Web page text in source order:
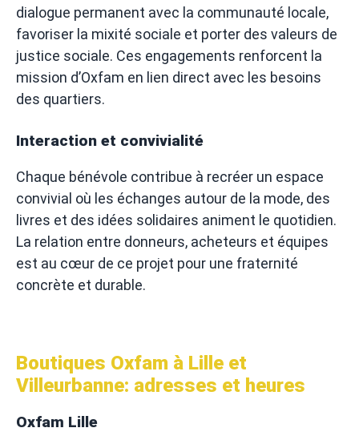
dialogue permanent avec la communauté locale,
favoriser la mixité sociale et porter des valeurs de
justice sociale. Ces engagements renforcent la
mission d’Oxfam en lien direct avec les besoins
des quartiers.
Interaction et convivialité
Chaque bénévole contribue à recréer un espace
convivial où les échanges autour de la mode, des
livres et des idées solidaires animent le quotidien.
La relation entre donneurs, acheteurs et équipes
est au cœur de ce projet pour une fraternité
concrète et durable.
Boutiques Oxfam à Lille et
Villeurbanne: adresses et heures
Oxfam Lille